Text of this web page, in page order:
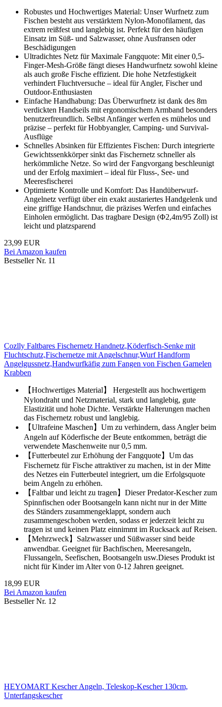
Robustes und Hochwertiges Material: Unser Wurfnetz zum
Fischen besteht aus verstärktem Nylon-Monofilament, das
extrem reißfest und langlebig ist. Perfekt für den häufigen
Einsatz im Süß- und Salzwasser, ohne Ausfransen oder
Beschädigungen
Ultradichtes Netz für Maximale Fangquote: Mit einer 0,5-
Finger-Mesh-Größe fängt dieses Handwurfnetz sowohl kleine
als auch große Fische effizient. Die hohe Netzfestigkeit
verhindert Fluchtversuche – ideal für Angler, Fischer und
Outdoor-Enthusiasten
Einfache Handhabung: Das Überwurfnetz ist dank des 8m
verdickten Handseils mit ergonomischem Armband besonders
benutzerfreundlich. Selbst Anfänger werfen es mühelos und
präzise – perfekt für Hobbyangler, Camping- und Survival-
Ausflüge
Schnelles Absinken für Effizientes Fischen: Durch integrierte
Gewichtssenkkörper sinkt das Fischernetz schneller als
herkömmliche Netze. So wird der Fangvorgang beschleunigt
und der Erfolg maximiert – ideal für Fluss-, See- und
Meeresfischerei
Optimierte Kontrolle und Komfort: Das Handüberwurf-
Angelnetz verfügt über ein exakt austariertes Handgelenk und
eine griffige Handschnur, die präzises Werfen und einfaches
Einholen ermöglicht. Das tragbare Design (Φ2,4m/95 Zoll) ist
leicht und platzsparend
23,99 EUR
Bei Amazon kaufen
Bestseller Nr. 11
Cozlly Faltbares Fischernetz Handnetz,Köderfisch-Senke mit
Fluchtschutz,Fischernetze mit Angelschnur,Wurf Handform
Angelgussnetz,Handwurfkäfig zum Fangen von Fischen Garnelen
Krabben
【Hochwertiges Material】 Hergestellt aus hochwertigem
Nylondraht und Netzmaterial, stark und langlebig, gute
Elastizität und hohe Dichte. Verstärkte Halterungen machen
das Fischernetz robust und langlebig.
【Ultrafeine Maschen】Um zu verhindern, dass Angler beim
Angeln auf Köderfische der Beute entkommen, beträgt die
verwendete Maschenweite nur 0,5 mm.
【Futterbeutel zur Erhöhung der Fangquote】Um das
Fischernetz für Fische attraktiver zu machen, ist in der Mitte
des Netzes ein Futterbeutel integriert, um die Erfolgsquote
beim Angeln zu erhöhen.
【Faltbar und leicht zu tragen】Dieser Predator-Kescher zum
Spinnfischen oder Bootsangeln kann nicht nur in der Mitte
des Ständers zusammengeklappt, sondern auch
zusammengeschoben werden, sodass er jederzeit leicht zu
tragen ist und keinen Platz einnimmt im Rucksack auf Reisen.
【Mehrzweck】Salzwasser und Süßwasser sind beide
anwendbar. Geeignet für Bachfischen, Meeresangeln,
Flussangeln, Seefischen, Bootsangeln usw.Dieses Produkt ist
nicht für Kinder im Alter von 0-12 Jahren geeignet.
18,99 EUR
Bei Amazon kaufen
Bestseller Nr. 12
HEYOMART Kescher Angeln, Teleskop-Kescher 130cm,
Unterfangskescher